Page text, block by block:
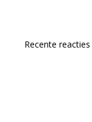
Recente reacties